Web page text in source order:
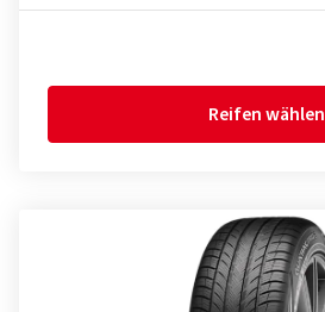
Reifen wählen